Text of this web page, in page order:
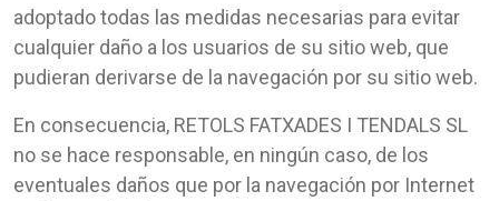
adoptado todas las medidas necesarias para evitar
cualquier daño a los usuarios de su sitio web, que
pudieran derivarse de la navegación por su sitio web.
En consecuencia, RETOLS FATXADES I TENDALS SL
no se hace responsable, en ningún caso, de los
eventuales daños que por la navegación por Internet